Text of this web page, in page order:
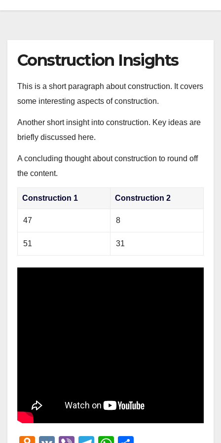
Construction Insights
This is a short paragraph about construction. It covers
some interesting aspects of construction.
Another short insight into construction. Key ideas are
briefly discussed here.
A concluding thought about construction to round off
the content.
Construction 1 Construction 2
47 8
51 31